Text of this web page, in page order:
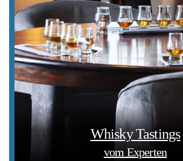
Whisky Tastings
vom Experten